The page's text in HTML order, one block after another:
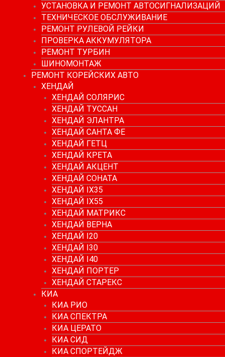
УСТАНОВКА И РЕМОНТ АВТОСИГНАЛИЗАЦИЙ
ТЕХНИЧЕСКОЕ ОБСЛУЖИВАНИЕ
РЕМОНТ РУЛЕВОЙ РЕЙКИ
ПРОВЕРКА АККУМУЛЯТОРА
РЕМОНТ ТУРБИН
ШИНОМОНТАЖ
РЕМОНТ КОРЕЙСКИХ АВТО
ХЕНДАЙ
ХЕНДАЙ СОЛЯРИС
ХЕНДАЙ ТУССАН
ХЕНДАЙ ЭЛАНТРА
ХЕНДАЙ САНТА ФЕ
ХЕНДАЙ ГЕТЦ
ХЕНДАЙ КРЕТА
ХЕНДАЙ АКЦЕНТ
ХЕНДАЙ СОНАТА
ХЕНДАЙ IX35
ХЕНДАЙ IX55
ХЕНДАЙ МАТРИКС
ХЕНДАЙ ВЕРНА
ХЕНДАЙ I20
ХЕНДАЙ I30
ХЕНДАЙ I40
ХЕНДАЙ ПОРТЕР
ХЕНДАЙ СТАРЕКС
КИА
КИА РИО
КИА СПЕКТРА
КИА ЦЕРАТО
КИА СИД
КИА СПОРТЕЙДЖ